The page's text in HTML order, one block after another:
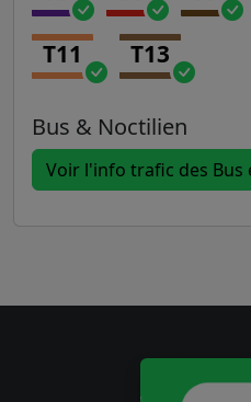
T11 T13
Bus & Noctilien
Voir l'info trafic des Bus